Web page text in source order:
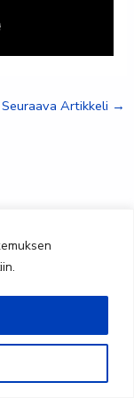
Seuraava Artikkeli →